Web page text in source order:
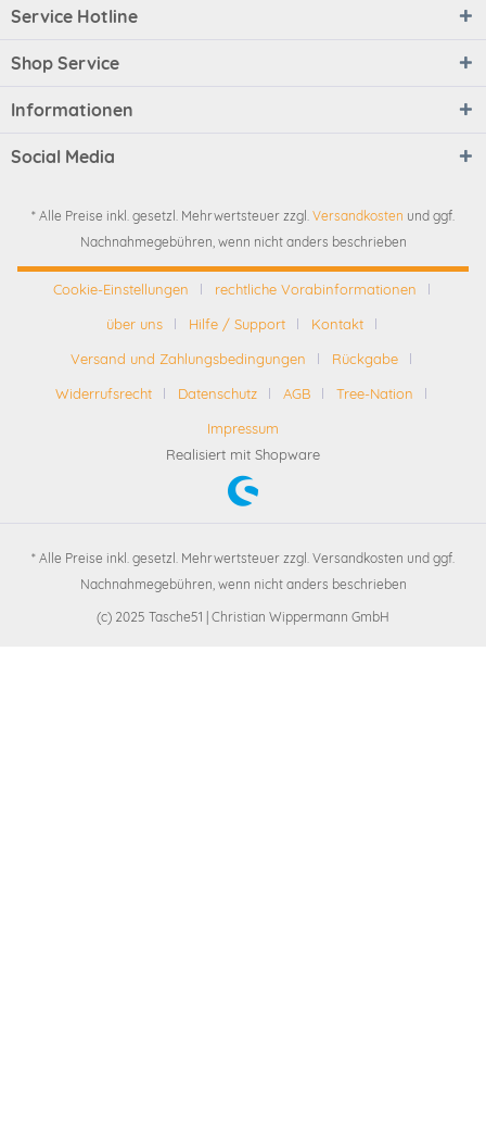
Service Hotline
Shop Service
Informationen
Social Media
* Alle Preise inkl. gesetzl. Mehrwertsteuer zzgl. Versandkosten und ggf.
Nachnahmegebühren, wenn nicht anders beschrieben
Cookie-Einstellungen
rechtliche Vorabinformationen
über uns
Hilfe / Support
Kontakt
Versand und Zahlungsbedingungen
Rückgabe
Widerrufsrecht
Datenschutz AGB
Tree-Nation
Impressum
Realisiert mit Shopware
* Alle Preise inkl. gesetzl. Mehrwertsteuer zzgl. Versandkosten und ggf.
Nachnahmegebühren, wenn nicht anders beschrieben
(c) 2025 Tasche51 | Christian Wippermann GmbH